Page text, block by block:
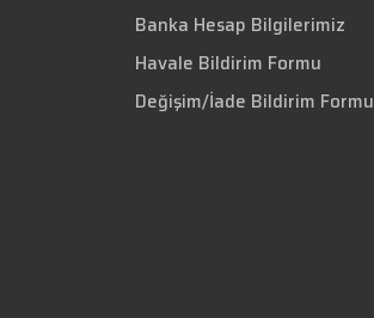
Banka Hesap Bilgilerimiz
Havale Bildirim Formu
Değişim/İade Bildirim Formu